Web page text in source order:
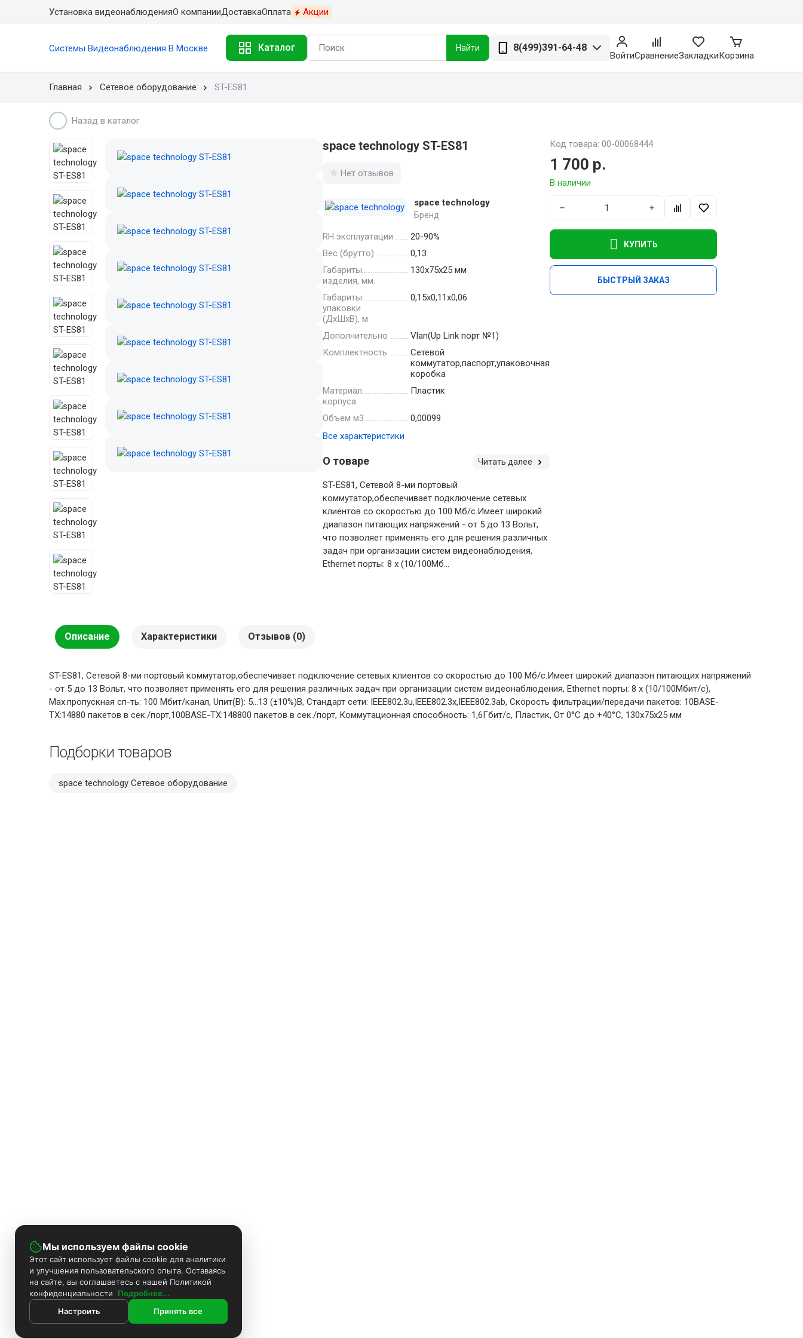
Установка видеонаблюденияО компанииДоставкаОплата Акции
Системы Видеонаблюдения В Москве Каталог Найти 8(499)391-64-48
ВойтиСравнениеЗакладкиКорзина
Главная Сетевое оборудование ST-ES81
Назад в каталог
space technology ST-ES81
Нет отзывов
space technology
Бренд
RH эксплуатации
20-90%
Вес (брутто)
0,13
Габариты
изделия, мм.
130х75х25 мм
Габариты
упаковки
(ДхШхВ), м
0,15x0,11x0,06
Дополнительно
Vlan(Up Link порт №1)
Комплектность
Сетевой
коммутатор,паспорт,упаковочная
коробка
Материал
корпуса
Пластик
Объем м3
0,00099
Все характеристики
О товаре Читать далее
ST-ES81, Cетевой 8-ми портовый
коммутатор,обеспечивает подключение сетевых
клиентов со скоростью до 100 Мб/с.Имеет широкий
диапазон питающих напряжений - от 5 до 13 Вольт,
что позволяет применять его для решения различных
задач при организации систем видеонаблюдения,
Ethernet порты: 8 х (10/100Мб...
Код товара: 00-00068444
1 700 р.
В наличии
− +
КУПИТЬ
БЫСТРЫЙ ЗАКАЗ
Описание Характеристики Отзывов (0)
ST-ES81, Cетевой 8-ми портовый коммутатор,обеспечивает подключение сетевых клиентов со скоростью до 100 Мб/с.Имеет широкий диапазон питающих напряжений
- от 5 до 13 Вольт, что позволяет применять его для решения различных задач при организации систем видеонаблюдения, Ethernet порты: 8 х (10/100Мбит/с),
Max.пропускная сп-ть: 100 Мбит/канал, Uпит(В): 5...13 (±10%)В, Стандарт сети: IEEE802.3u,IEEE802.3x,IEEE802.3ab, Скорость фильтрации/передачи пакетов: 10BASE-
TX:14880 пакетов в сек./порт,100BASE-TX:148800 пакетов в сек./порт, Коммутационная способность: 1,6Гбит/с, Пластик, От 0°C до +40°C, 130х75х25 мм
Подборки товаров
space technology Сетевое оборудование
Мы используем файлы cookie
Этот сайт использует файлы cookie для аналитики
и улучшения пользовательского опыта. Оставаясь
на сайте, вы соглашаетесь с нашей Политикой
конфиденциальности
Подробнее...
Настроить
Принять все